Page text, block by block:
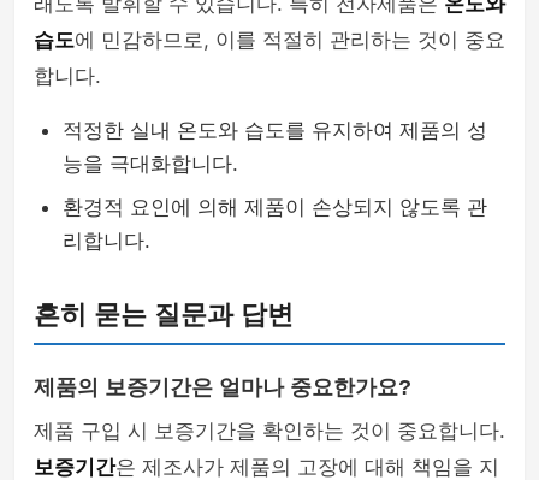
습도에 민감하므로, 이를 적절히 관리하는 것이 중요
합니다.
적정한 실내 온도와 습도를 유지하여 제품의 성
능을 극대화합니다.
환경적 요인에 의해 제품이 손상되지 않도록 관
리합니다.
흔히 묻는 질문과 답변
제품의 보증기간은 얼마나 중요한가요?
제품 구입 시 보증기간을 확인하는 것이 중요합니다.
보증기간은 제조사가 제품의 고장에 대해 책임을 지